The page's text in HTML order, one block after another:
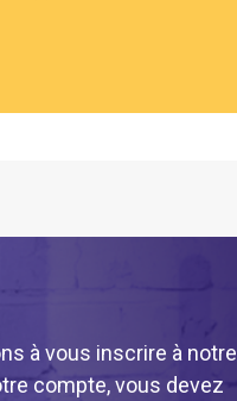
à vous inscrire à notre
compte, vous devez